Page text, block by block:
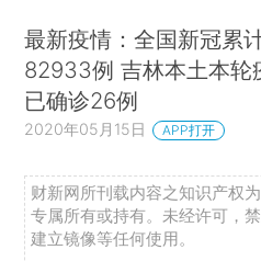
最新疫情：全国新冠累
82933例 吉林本土本轮
已确诊26例
2020年05月15日 APP打开
财新网所刊载内容之知识产权
专属所有或持有。未经许可，
建立镜像等任何使用。